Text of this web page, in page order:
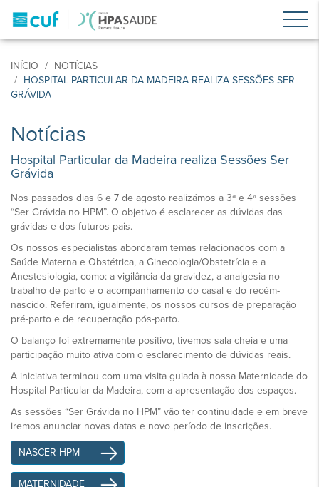
INÍCIO
NOTÍCIAS
HOSPITAL PARTICULAR DA MADEIRA REALIZA SESSÕES SER
GRÁVIDA
Notícias
Hospital Particular da Madeira realiza Sessões Ser
Grávida
Nos passados dias 6 e 7 de agosto realizámos a 3ª e 4ª sessões
“Ser Grávida no HPM”. O objetivo é esclarecer as dúvidas das
grávidas e dos futuros pais.
Os nossos especialistas abordaram temas relacionados com a
Saúde Materna e Obstétrica, a Ginecologia/Obstetrícia e a
Anestesiologia, como: a vigilância da gravidez, a analgesia no
trabalho de parto e o acompanhamento do casal e do recém-
nascido. Referiram, igualmente, os nossos cursos de preparação
pré-parto e de recuperação pós-parto.
O balanço foi extremamente positivo, tivemos sala cheia e uma
participação muito ativa com o esclarecimento de dúvidas reais.
A iniciativa terminou com uma visita guiada à nossa Maternidade do
Hospital Particular da Madeira, com a apresentação dos espaços.
As sessões “Ser Grávida no HPM” vão ter continuidade e em breve
iremos anunciar novas datas e novo período de inscrições.
NASCER HPM
MATERNIDADE